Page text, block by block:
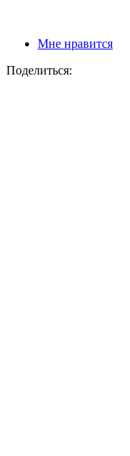
Мне нравится
Поделиться: